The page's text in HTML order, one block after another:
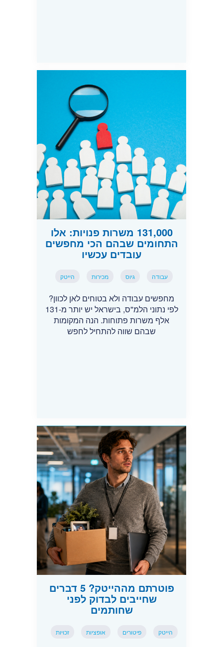
131,000 משרות פנויות: אלו
התחומים שבהם הכי מחפשים
עובדים עכשיו
עבודה גיוס מכירות הייטק
מחפשים עבודה ולא בטוחים לאן לכוון?
לפי נתוני הלמ"ס, בישראל יש יותר מ-131
אלף משרות פתוחות. הנה המקומות
שבהם שווה להתחיל לחפש
פוטרתם מההייטק? 5 דברים
שחייבים לבדוק לפני
שחותמים
הייטק פיטורים אופציות זכויות